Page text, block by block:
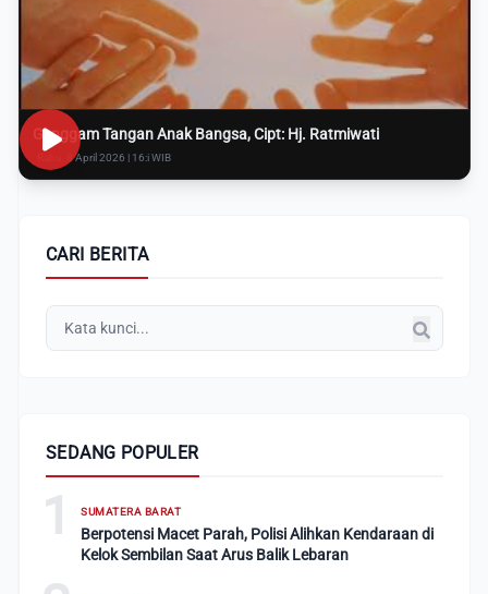
Genggam Tangan Anak Bangsa, Cipt: Hj. Ratmiwati
Rabu, 8 April 2026 | 16:i WIB
CARI BERITA
SEDANG POPULER
1 SUMATERA BARAT
Berpotensi Macet Parah, Polisi Alihkan Kendaraan di
Kelok Sembilan Saat Arus Balik Lebaran